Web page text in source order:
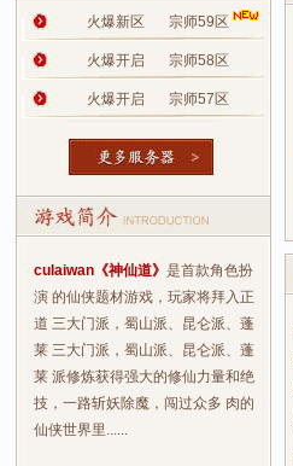
火爆新区 宗师59区
火爆开启 宗师58区
火爆开启 宗师57区
culaiwan《神仙道》 是首款角色扮
演 的仙侠题材游戏，玩家将拜入正
道 三大门派，蜀山派、昆仑派、蓬
莱 三大门派，蜀山派、昆仑派、蓬
莱 派修炼获得强大的修仙力量和绝
技，一路斩妖除魔，闯过众多 肉的
仙侠世界里......